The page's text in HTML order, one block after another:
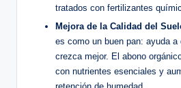
tratados con fertilizantes
Mejora de la Calidad del
es como un buen pan: ayuda a
crezca mejor. El abono
con nutrientes esenciales y